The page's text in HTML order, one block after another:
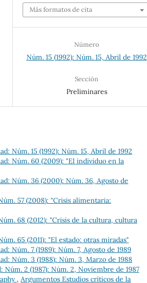
Más formatos de cita
Número
Núm. 15 (1992): Núm. 15, Abril de 1992
Sección
Preliminares
Núm. 15 (1992): Núm. 15, Abril de 1992
Núm. 60 (2009): "El individuo en la
Núm. 36 (2000): Núm. 36, Agosto de
57 (2008): "Crisis alimentaria:
68 (2012): "Crisis de la cultura, cultura
65 (2011): "El estado: otras miradas"
Núm. 7 (1989): Núm. 7, Agosto de 1989
Núm. 3 (1988): Núm. 3, Marzo de 1988
2 (1987): Núm. 2, Noviembre de 1987
, Argumentos Estudios críticos de la